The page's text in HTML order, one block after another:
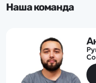
Наша команда